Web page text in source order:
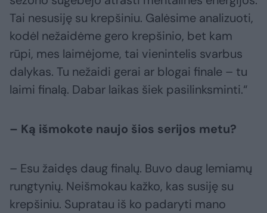
Tai nesusiję su krepšiniu. Galėsime analizuoti,
kodėl nežaidėme gero krepšinio, bet kam
rūpi, mes laimėjome, tai vienintelis svarbus
dalykas. Tu nežaidi gerai ar blogai finale – tu
laimi finalą. Dabar laikas šiek pasilinksminti.“
– Ką išmokote naujo šios serijos metu?
– Esu žaidęs daug finalų. Buvo daug lemiamų
rungtynių. Neišmokau kažko, kas susiję su
krepšiniu. Supratau iš ko padaryti mano